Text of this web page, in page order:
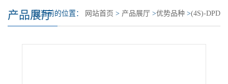
产品展厅您当前的位置： 网站首页 > 产品展厅 >优势品种 >(4S)-DPD